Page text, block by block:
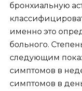
бронхиальную
именно это
больного.
следующим
симптомов в
симптомов в